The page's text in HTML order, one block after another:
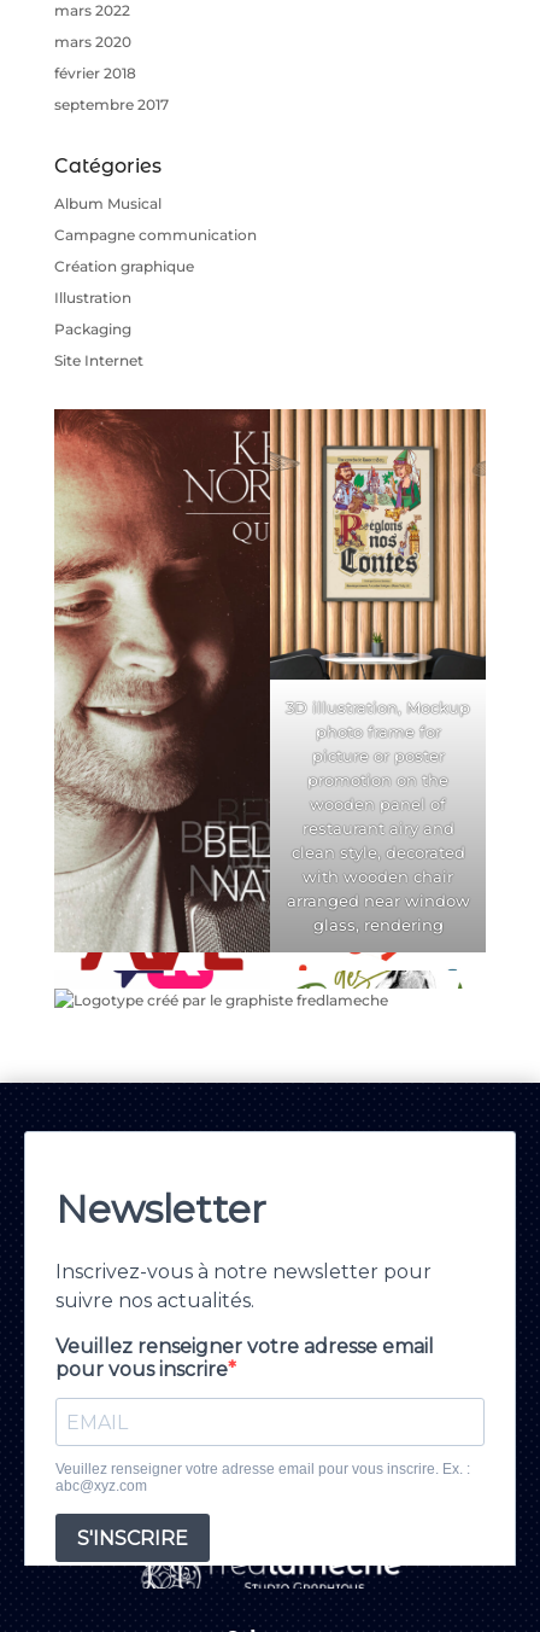
mars 2022
mars 2020
février 2018
septembre 2017
Catégories
Album Musical
Campagne communication
Création graphique
Illustration
Packaging
Site Internet
3D illustration, Mockup
photo frame for
picture or poster
promotion on the
wooden panel of
restaurant airy and
clean style, decorated
with wooden chair
arranged near window
glass, rendering